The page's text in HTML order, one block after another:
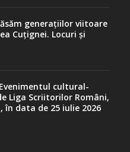
generațiilor viitoare
Cuțignei. Locuri și
cultural-
Liga Scriitorilor Români,
în data de 25 iulie 2026